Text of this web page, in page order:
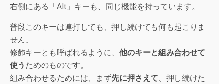
右側にある「Alt」キーも、同じ機能を持っています。
普段このキーは連打しても、押し続けても何も起こりま
せん。
修飾キーとも呼ばれるように、 他のキーと組み合わせて
使うためのものです。
組み合わせるためには、まず先に押さえて、押し続けた